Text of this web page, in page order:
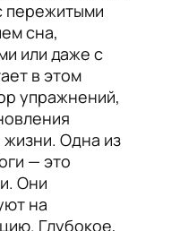
пережитыми
сна,
или даже с
в этом
упражнений,
Одна из
— это
Они
на
Глубокое,